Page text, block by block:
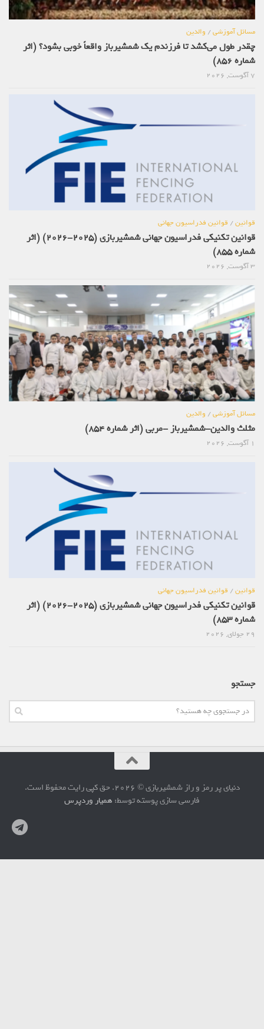
مسائل آموزشی/والدین
چقدر طول می‌کشد تا فرزندم یک شمشیرباز واقعاً خوبی بشود؟ (اثر
شماره 856)
قوانین/قوانین فدراسیون جهانی
قوانین تکنیکی فدراسیون جهانی شمشیربازی (2025-2026) (اثر
شماره 855)
مسائل آموزشی/والدین
مثلث والدین-شمشیرباز -مربی (اثر شماره 854)
قوانین/قوانین فدراسیون جهانی
قوانین تکنیکی فدراسیون جهانی شمشیربازی (2025-2026) (اثر
شماره 853)
جستجو
دنیای پر رمز و راز شمشیربازی © 2026. حق کپی رایت محفوظ است.
فارسی سازی پوسته توسط:همیار وردپرس